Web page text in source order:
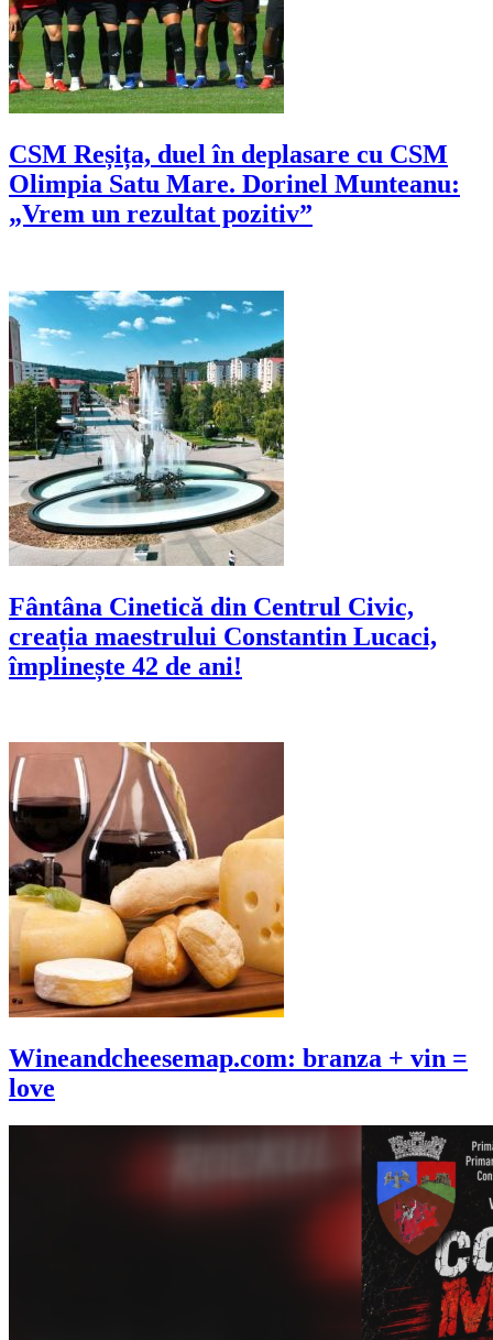
CSM Reșița, duel în deplasare cu CSM
Olimpia Satu Mare. Dorinel Munteanu:
„Vrem un rezultat pozitiv”
Fântâna Cinetică din Centrul Civic,
creația maestrului Constantin Lucaci,
împlinește 42 de ani!
Wineandcheesemap.com: branza + vin =
love